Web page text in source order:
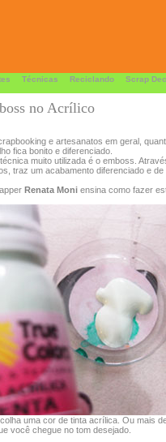
Técnicas Reciclando Scrap
no Acrílico
e artesanatos em geral,
fica bonito e diferenciado.
muito utilizada é o emboss.
traz um acabamento diferenciado e de
Renata Moniensina como fazer
uma cor de tinta acrílica. Ou mais
você chegue no tom desejado.